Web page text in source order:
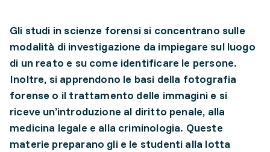
Gli studi in scienze forensi si concentrano sulle
modalità di investigazione da impiegare sul luogo
di un reato e su come identificare le persone.
Inoltre, si apprendono le basi della fotografia
forense o il trattamento delle immagini e si
riceve un’introduzione al diritto penale, alla
medicina legale e alla criminologia. Queste
materie preparano gli e le studenti alla lotta